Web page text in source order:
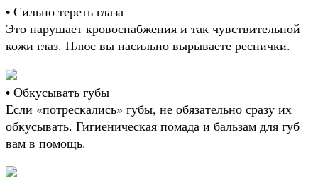
• Сильно тереть глаза
Это нарушает кровоснабжения и так чувствительной
кожи глаз. Плюс вы насильно вырываете реснички.
• Обкусывать губы
Если «потрескались» губы, не обязательно сразу их
обкусывать. Гигиеническая помада и бальзам для губ
вам в помощь.